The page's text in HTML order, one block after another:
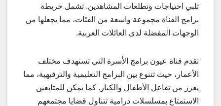
تلبي احتياجات وتطلعات المشاهدين. تشمل خريطة
برامج القناة مجموعة واسعة من الفئات، مما يجعلها من
الوجهات المفضلة لدى العائلات العربية.
تقدم قناة عيون برامج الأسرة التي تستهدف مختلف
الأعمار، حيث تتنوع بين البرامج التعليمية والترفيهية، مما
يعزز من تفاعل الأطفال والكبار. كما يمكن للمتابعين
الاستمتاع بمسلسلات درامية تتناول قضايا مجتمعهم